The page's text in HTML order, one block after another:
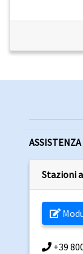
ASSISTENZA
Stazioni
+39